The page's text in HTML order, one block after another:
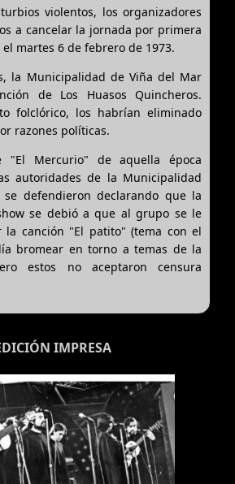
violentos, los organizadores
a cancelar la jornada por primera
martes 6 de febrero de 1973.
la Municipalidad de Viña del Mar
de Los Huasos Quincheros.
folclórico, los habrían eliminado
razones políticas.
"El Mercurio" de aquella época
autoridades de la Municipalidad
defendieron declarando que la
se debió a que al grupo se le
la canción "El patito" (tema con el
bromear en torno a temas de la
estos no aceptaron censura
IMPRESA